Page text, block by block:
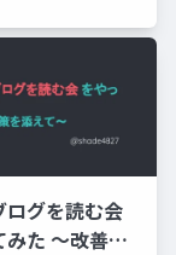
ログを読む会
みた ～改善策